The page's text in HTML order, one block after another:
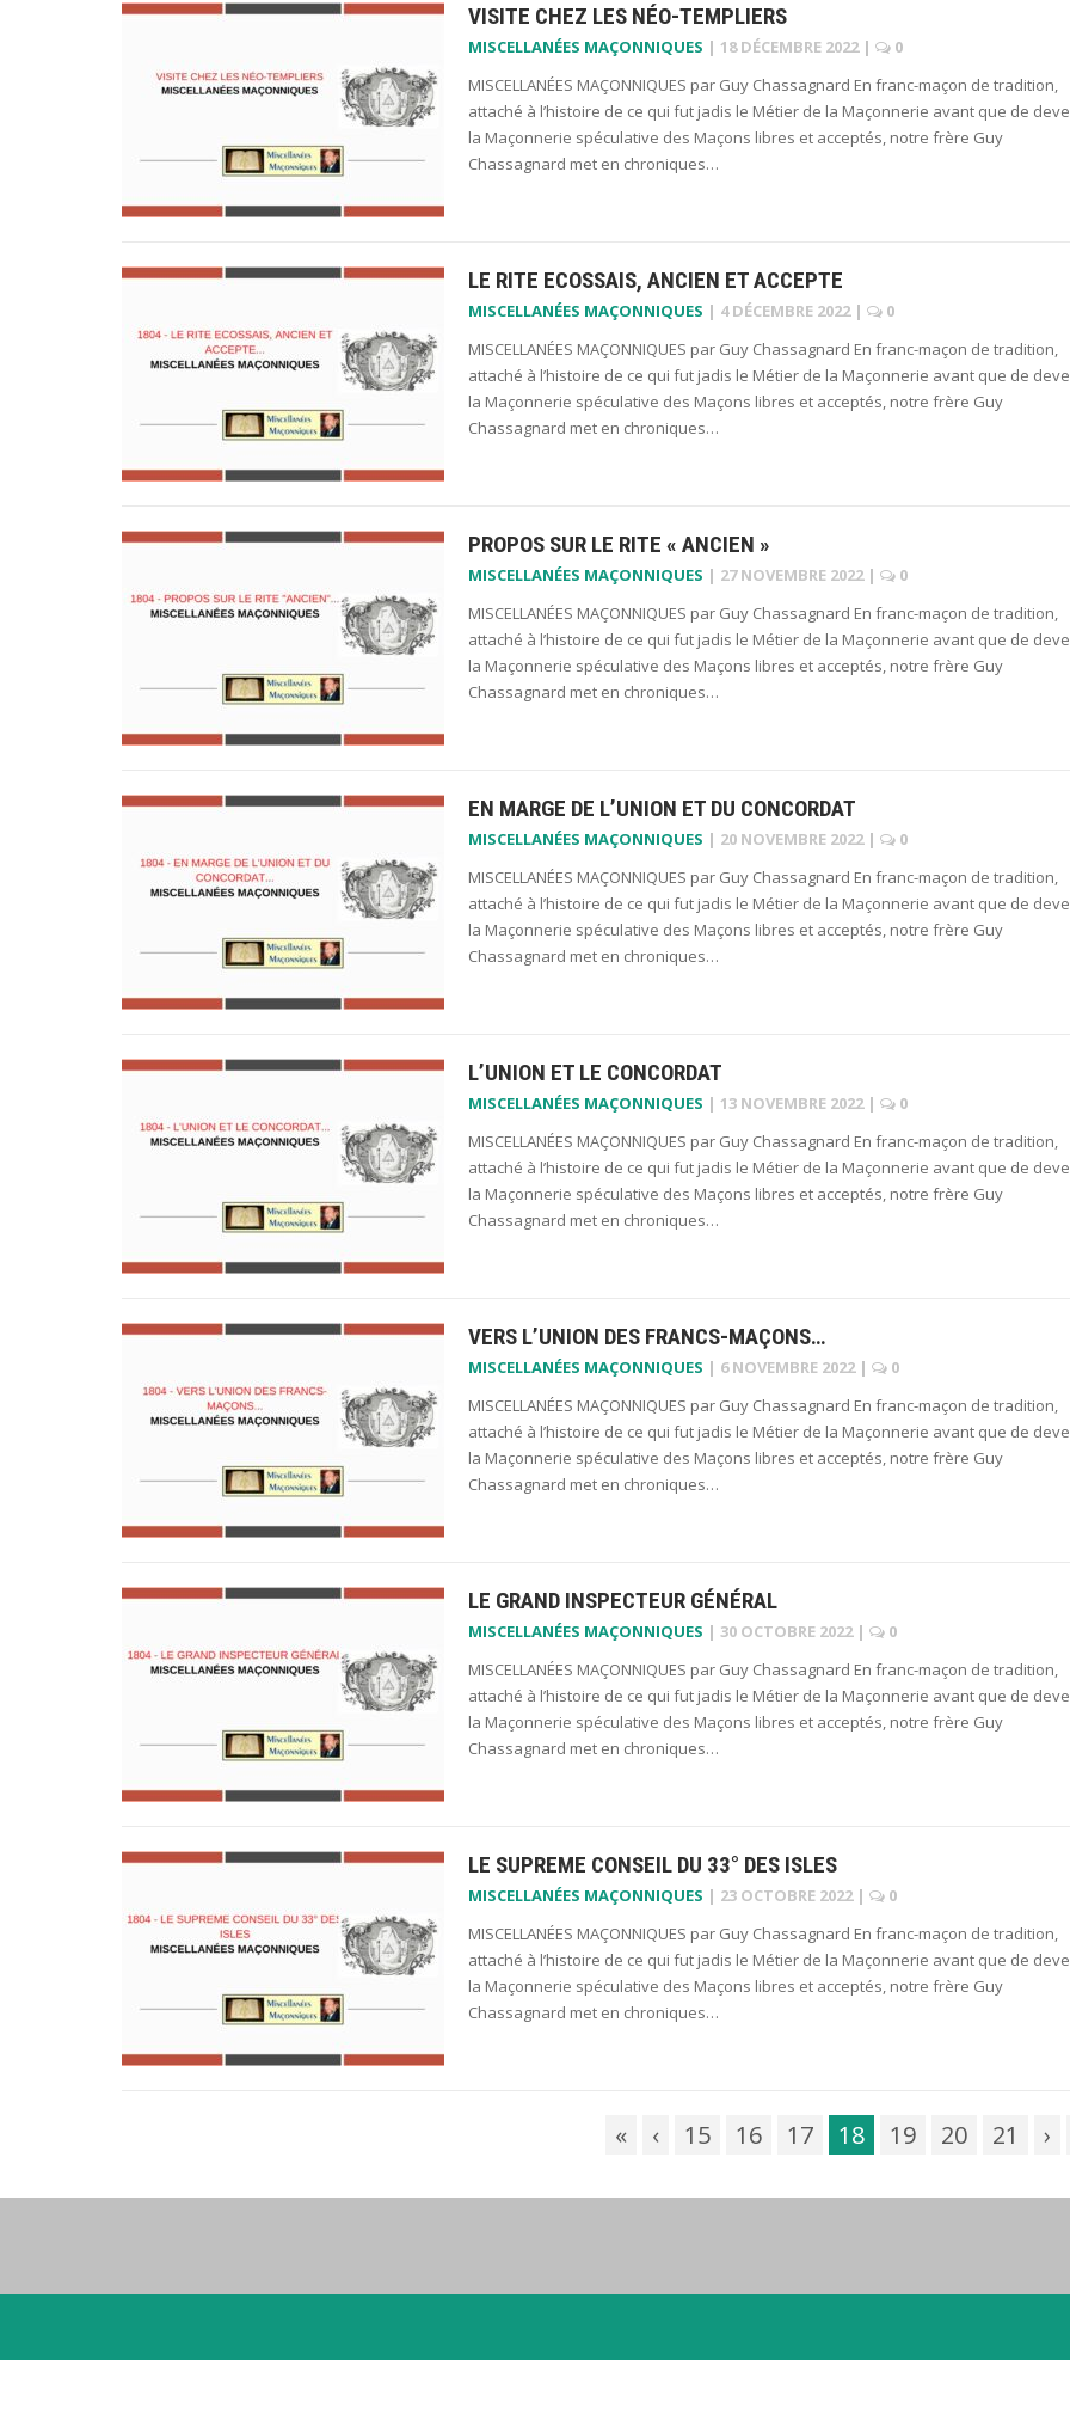
VISITE CHEZ LES NÉO-TEMPLIERS
MISCELLANÉES MAÇONNIQUES | 18 DÉCEMBRE 2022 |
0
MISCELLANÉES MAÇONNIQUES par Guy Chassagnard En franc-maçon de tradition,
attaché à l’histoire de ce qui fut jadis le Métier de la Maçonnerie avant que de
la Maçonnerie spéculative des Maçons libres et acceptés, notre frère Guy
Chassagnard met en chroniques…
LE RITE ECOSSAIS, ANCIEN ET ACCEPTE
MISCELLANÉES MAÇONNIQUES | 4 DÉCEMBRE 2022 |
0
MISCELLANÉES MAÇONNIQUES par Guy Chassagnard En franc-maçon de tradition,
attaché à l’histoire de ce qui fut jadis le Métier de la Maçonnerie avant que de
la Maçonnerie spéculative des Maçons libres et acceptés, notre frère Guy
Chassagnard met en chroniques…
PROPOS SUR LE RITE « ANCIEN »
MISCELLANÉES MAÇONNIQUES | 27 NOVEMBRE 2022 |
0
MISCELLANÉES MAÇONNIQUES par Guy Chassagnard En franc-maçon de tradition,
attaché à l’histoire de ce qui fut jadis le Métier de la Maçonnerie avant que de
la Maçonnerie spéculative des Maçons libres et acceptés, notre frère Guy
Chassagnard met en chroniques…
EN MARGE DE L’UNION ET DU CONCORDAT
MISCELLANÉES MAÇONNIQUES | 20 NOVEMBRE 2022 |
0
MISCELLANÉES MAÇONNIQUES par Guy Chassagnard En franc-maçon de tradition,
attaché à l’histoire de ce qui fut jadis le Métier de la Maçonnerie avant que de
la Maçonnerie spéculative des Maçons libres et acceptés, notre frère Guy
Chassagnard met en chroniques…
L’UNION ET LE CONCORDAT
MISCELLANÉES MAÇONNIQUES | 13 NOVEMBRE 2022 |
0
MISCELLANÉES MAÇONNIQUES par Guy Chassagnard En franc-maçon de tradition,
attaché à l’histoire de ce qui fut jadis le Métier de la Maçonnerie avant que de
la Maçonnerie spéculative des Maçons libres et acceptés, notre frère Guy
Chassagnard met en chroniques…
VERS L’UNION DES FRANCS-MAÇONS…
MISCELLANÉES MAÇONNIQUES | 6 NOVEMBRE 2022 |
0
MISCELLANÉES MAÇONNIQUES par Guy Chassagnard En franc-maçon de tradition,
attaché à l’histoire de ce qui fut jadis le Métier de la Maçonnerie avant que de
la Maçonnerie spéculative des Maçons libres et acceptés, notre frère Guy
Chassagnard met en chroniques…
LE GRAND INSPECTEUR GÉNÉRAL
MISCELLANÉES MAÇONNIQUES | 30 OCTOBRE 2022 |
0
MISCELLANÉES MAÇONNIQUES par Guy Chassagnard En franc-maçon de tradition,
attaché à l’histoire de ce qui fut jadis le Métier de la Maçonnerie avant que de
la Maçonnerie spéculative des Maçons libres et acceptés, notre frère Guy
Chassagnard met en chroniques…
LE SUPREME CONSEIL DU 33° DES ISLES
MISCELLANÉES MAÇONNIQUES | 23 OCTOBRE 2022 |
0
MISCELLANÉES MAÇONNIQUES par Guy Chassagnard En franc-maçon de tradition,
attaché à l’histoire de ce qui fut jadis le Métier de la Maçonnerie avant que de
la Maçonnerie spéculative des Maçons libres et acceptés, notre frère Guy
Chassagnard met en chroniques…
« ‹ 15 16 17 18 19 20 21 ›